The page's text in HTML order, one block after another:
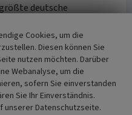
deutsche
Davon arbeiten
an den zehn deutschen
beiSolvay
und zahlreiche
Cookies, um die
Diesen können Sie
nutzen möchten. Darüber
Webanalyse, um die
sofern Sie einverstanden
Sie Ihr Einverständnis.
unserer Datenschutzseite.